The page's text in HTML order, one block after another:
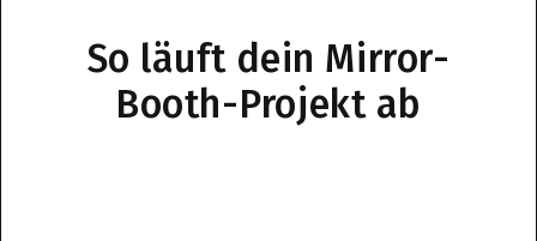
So läuft dein Mirror-
Booth-Projekt ab